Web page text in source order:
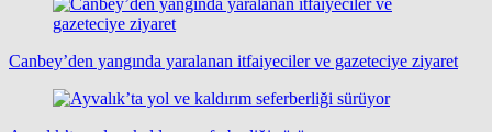
Canbey’den yangında yaralanan itfaiyeciler ve gazeteciye ziyaret